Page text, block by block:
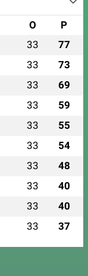
O P
33 77
33 73
33 69
33 59
33 55
33 54
33 48
33 40
33 40
33 37